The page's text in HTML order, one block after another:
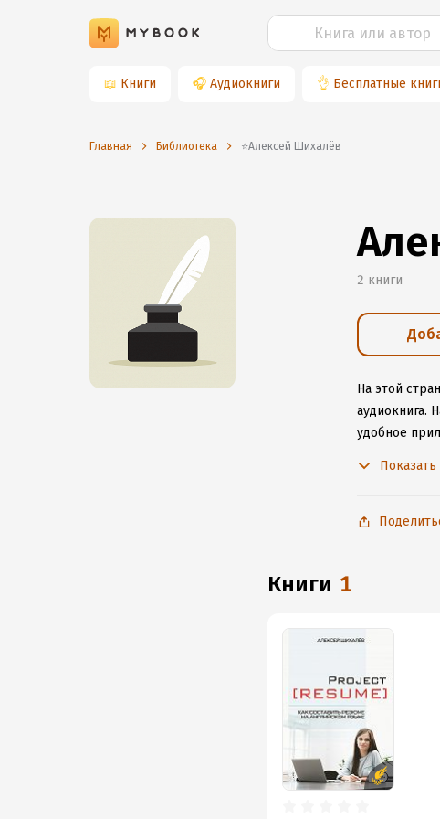
📖 Книги 🎧 Аудиокниги 👌 Бесплатные
Главная Библиотека ⭐️Алексей Шихалёв
2 книги
На этой
аудиокнига.
удобное
книги 1